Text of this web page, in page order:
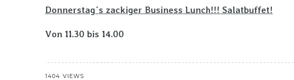
Donnerstag´s zackiger Business Lunch!!! Salatbuffet!
Von 11.30 bis 14.00
1404 VIEWS